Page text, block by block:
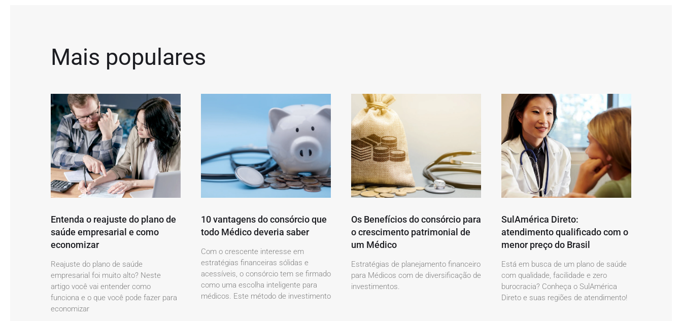
Mais populares
Entenda o reajuste do plano de
saúde empresarial e como
economizar
Reajuste do plano de saúde
empresarial foi muito alto? Neste
artigo você vai entender como
funciona e o que você pode fazer para
economizar
10 vantagens do consórcio que
todo Médico deveria saber
Com o crescente interesse em
estratégias financeiras sólidas e
acessíveis, o consórcio tem se firmado
como uma escolha inteligente para
médicos. Este método de investimento
Os Benefícios do consórcio para
o crescimento patrimonial de
um Médico
Estratégias de planejamento financeiro
para Médicos com de diversificação de
investimentos.
SulAmérica Direto:
atendimento qualificado com o
menor preço do Brasil
Está em busca de um plano de saúde
com qualidade, facilidade e zero
burocracia? Conheça o SulAmérica
Direto e suas regiões de atendimento!